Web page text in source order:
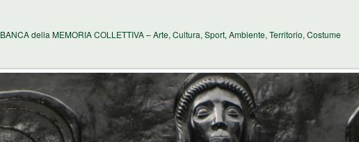
BANCA della MEMORIA COLLETTIVA – Arte, Cultura, Sport, Ambiente, Territorio, Costume